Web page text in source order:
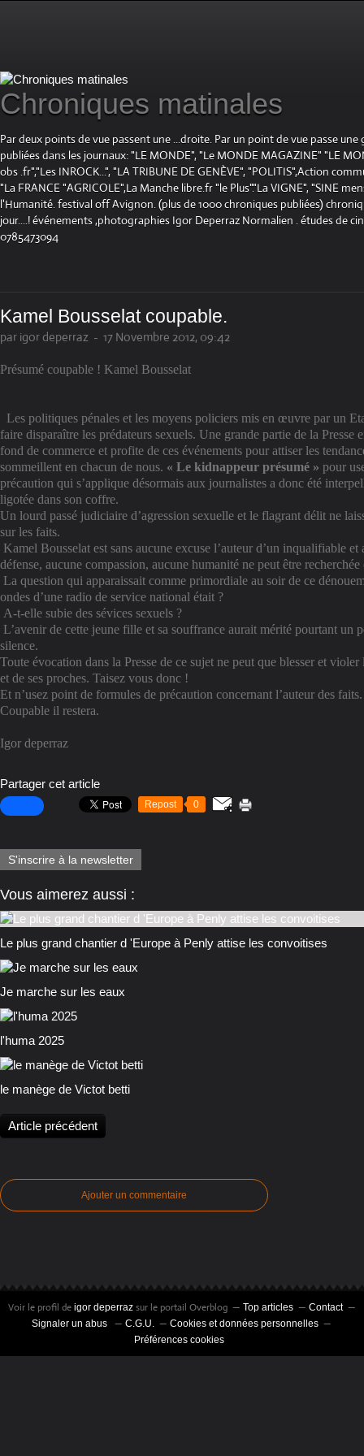
Chroniques matinales
Par deux points de vue passent une ...droite. Par un point de vue passe
publiées dans les journaux: "LE MONDE", "Le MONDE MAGAZINE" "LE
obs .fr","Les INROCK...", "LA TRIBUNE DE GENÈVE", "POLITIS",Action
"La FRANCE "AGRICOLE",La Manche libre.fr "le Plus"."La VIGNE", "SINE
l'Humanité. festival off Avignon. (plus de 1000 chroniques publiées)
jour....! événements ,photographies Igor Deperraz Normalien . études de
0785473094
Kamel Bousselat coupable.
par igor deperraz - 17 Novembre 2012, 09:42
Présumé coupable ! Kamel Bousselat
Les politiques pénales et les moyens policiers mis en œuvre par un
faire disparaître les prédateurs sexuels. Une grande partie de la Presse
fond de commerce et profite de ces événements pour attiser les
sommeillent en chacun de nous. « Le kidnappeur présumé » pour
précaution qui s’applique désormais aux journalistes a donc été
ligotée dans son coffre.
Un lourd passé judiciaire d’agression sexuelle et le flagrant délit ne
sur les faits.
Kamel Bousselat est sans aucune excuse l’auteur d’un inqualifiable
défense, aucune compassion, aucune humanité ne peut être
La question qui apparaissait comme primordiale au soir de ce
ondes d’une radio de service national était ?
A-t-elle subie des sévices sexuels ?
L’avenir de cette jeune fille et sa souffrance aurait mérité pourtant un
silence.
Toute évocation dans la Presse de ce sujet ne peut que blesser et
et de ses proches. Taisez vous donc !
Et n’usez point de formules de précaution concernant l’auteur des
Coupable il restera.
Igor deperraz
Partager cet article
Repost 0
S'inscrire à la newsletter
Vous aimerez aussi :
Le plus grand chantier d 'Europe à Penly attise les convoitises
Je marche sur les eaux
l'huma 2025
le manège de Victot betti
Article précédent
Ajouter un commentaire
Voir le profil de igor deperraz sur le portail Overblog Top articles
Contact
Signaler un abus
C.G.U.
Cookies et données personnelles
Préférences cookies